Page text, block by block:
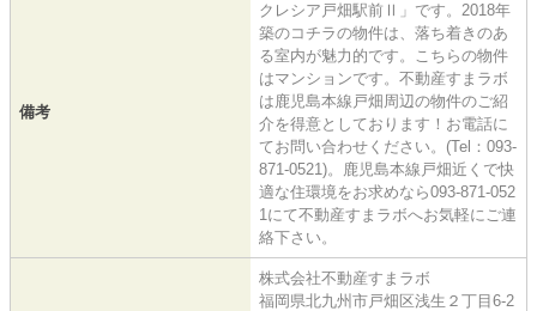
備考
クレシア戸畑駅前Ⅱ」です。2018年
築のコチラの物件は、落ち着きのあ
る室内が魅力的です。こちらの物件
はマンションです。不動産すまラボ
は鹿児島本線戸畑周辺の物件のご紹
介を得意としております！お電話に
てお問い合わせください。(Tel：093-
871-0521)。鹿児島本線戸畑近くで快
適な住環境をお求めなら093-871-052
1にて不動産すまラボへお気軽にご連
絡下さい。
株式会社不動産すまラボ
福岡県北九州市戸畑区浅生２丁目6-2